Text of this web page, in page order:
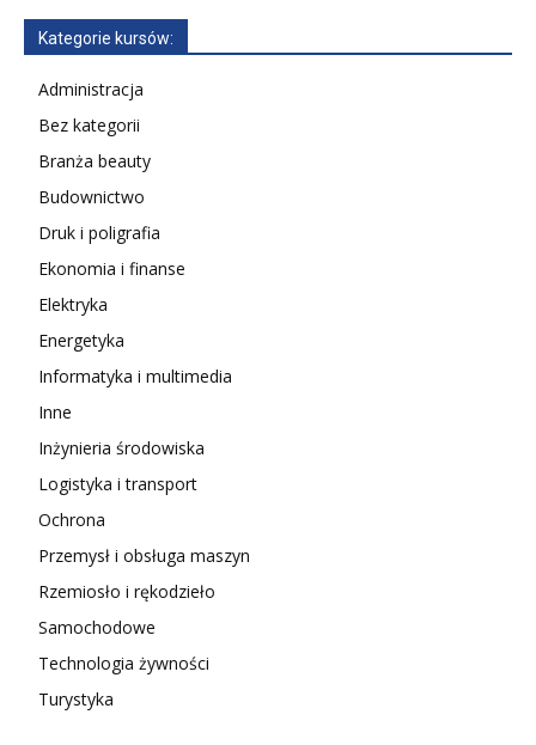
Kategorie kursów:
Administracja
Bez kategorii
Branża beauty
Budownictwo
Druk i poligrafia
Ekonomia i finanse
Elektryka
Energetyka
Informatyka i multimedia
Inne
Inżynieria środowiska
Logistyka i transport
Ochrona
Przemysł i obsługa maszyn
Rzemiosło i rękodzieło
Samochodowe
Technologia żywności
Turystyka